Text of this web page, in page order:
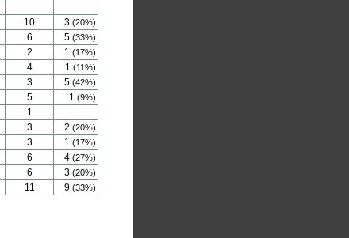
10 3 (20%)
6 5 (33%)
2 1 (17%)
4 1 (11%)
3 5 (42%)
5 1 (9%)
1
3 2 (20%)
3 1 (17%)
6 4 (27%)
6 3 (20%)
11 9 (33%)